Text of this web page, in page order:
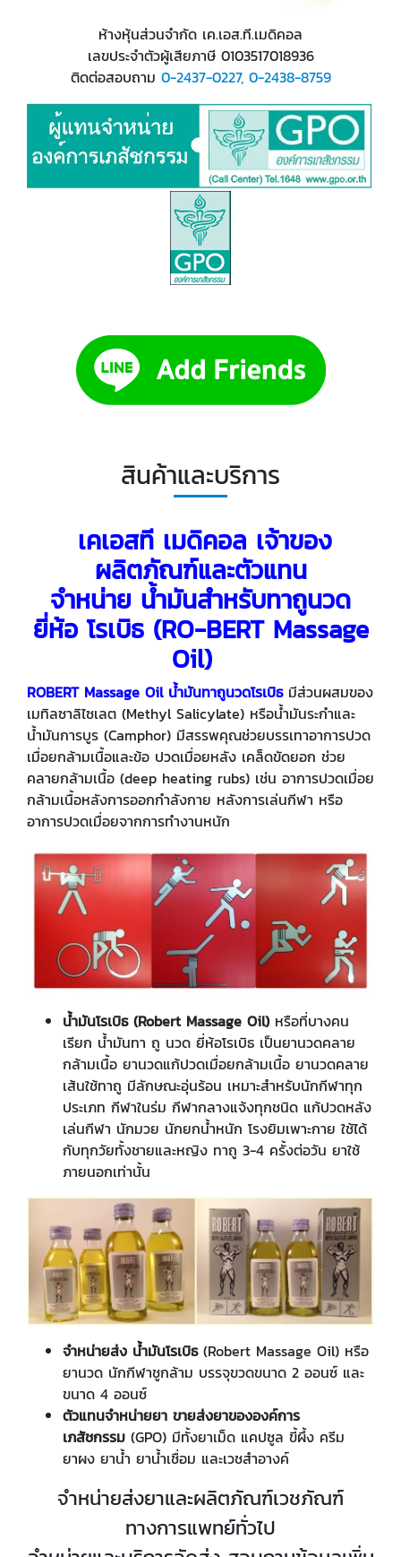
ห้างหุ้นส่วนจำกัด เค.เอส.ที.เมดิคอล
เลขประจำตัวผู้เสียภาษี 0103517018936
ติดต่อสอบถาม 0-2437-0227​, 0-2438-8759
สินค้าและบริการ
เคเอสที เมดิคอล เจ้าของ
ผลิตภัณฑ์และตัวแทน
จำหน่าย น้ำมันสำหรับทาถูนวด
ยี่ห้อ โรเบิธ (RO-BERT Massage
Oil)
ROBERT Massage Oil น้ำมันทาถูนวดโรเบิธมีส่วนผสมของ
เมทิลซาลิไซเลต (Methyl Salicylate) หรือน้ำมันระกำและ
น้ำมันการบูร (Camphor) มีสรรพคุณช่วยบรรเทาอาการปวด
เมื่อยกล้ามเนื้อและข้อ ปวดเมื่อยหลัง เคล็ดขัดยอก ช่วย
คลายกล้ามเนื้อ (deep heating rubs) เช่น อาการปวดเมื่อย
กล้ามเนื้อหลังการออกกำลังกาย หลังการเล่นกีฬา หรือ
อาการปวดเมื่อยจากการทำงานหนัก
น้ำมันโรเบิธ (Robert Massage Oil)หรือที่บางคน
เรียก น้ำมันทา ถู นวด ยี่ห้อโรเบิธ เป็นยานวดคลาย
กล้ามเนื้อ ยานวดแก้ปวดเมื่อยกล้ามเนื้อ ยานวดคลาย
เส้นใช้ทาถู มีลักษณะอุ่นร้อน เหมาะสำหรับนักกีฬาทุก
ประเภท กีฬาในร่ม กีฬากลางแจ้งทุกชนิด แก้ปวดหลัง
เล่นกีฬา นักมวย นักยกน้ำหนัก โรงยิมเพาะกาย ใช้ได้
กับทุกวัยทั้งชายและหญิง ทาถู 3-4 ครั้งต่อวัน ยาใช้
ภายนอกเท่านั้น
จำหน่ายส่ง น้ำมันโรเบิธ(Robert Massage Oil) หรือ
ยานวด นักกีฬาชูกล้าม บรรจุขวดขนาด 2 ออนซ์ และ
ขนาด 4 ออนซ์
ตัวแทนจำหน่ายยา ขายส่งยาขององค์การ
เภสัชกรรม (GPO) มีทั้งยาเม็ด แคปซูล ขี้ผึ้ง ครีม
ยาผง ยาน้ำ ยาน้ำเชื่อม และเวชสำอางค์
จำหน่ายส่งยาและผลิตภัณฑ์เวชภัณฑ์
ทางการแพทย์ทั่วไป